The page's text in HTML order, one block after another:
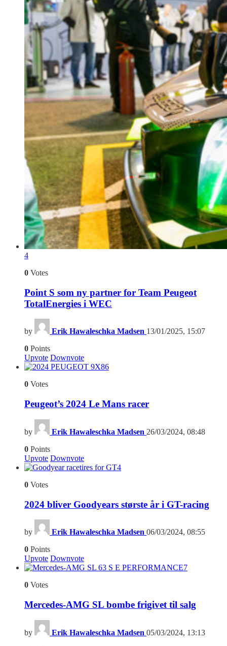
4
0 Votes
Point S som ny partner for Team Peugeot
TotalEnergies i WEC
by Erik Hawaleschka Madsen 13/01/2025, 15:07
0 Points
Upvote Downvote
6
0 Votes
Peugeot’s 2024 Le Mans racer
by Erik Hawaleschka Madsen 26/03/2024, 08:48
0 Points
Upvote Downvote
4
0 Votes
2024 bliver Goodyears største år i GT-racing
by Erik Hawaleschka Madsen 06/03/2024, 08:55
0 Points
Upvote Downvote
7
0 Votes
Mercedes-AMG SL bombe frigivet til salg
by Erik Hawaleschka Madsen 05/03/2024, 13:13